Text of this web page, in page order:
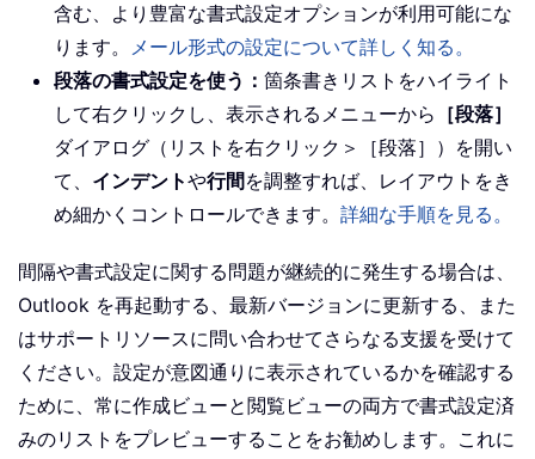
含む、より豊富な書式設定オプションが利用可能にな
ります。 メール形式の設定について詳しく知る。
段落の書式設定を使う： 箇条書きリストをハイライト
して右クリックし、表示されるメニューから ［段落］
ダイアログ（リストを右クリック＞［段落］）を開い
て、 インデントや行間 を調整すれば、レイアウトをき
め細かくコントロールできます。 詳細な手順を見る。
間隔や書式設定に関する問題が継続的に発生する場合は、
Outlook を再起動する、最新バージョンに更新する、また
はサポートリソースに問い合わせてさらなる支援を受けて
ください。設定が意図通りに表示されているかを確認する
ために、常に作成ビューと閲覧ビューの両方で書式設定済
みのリストをプレビューすることをお勧めします。これに